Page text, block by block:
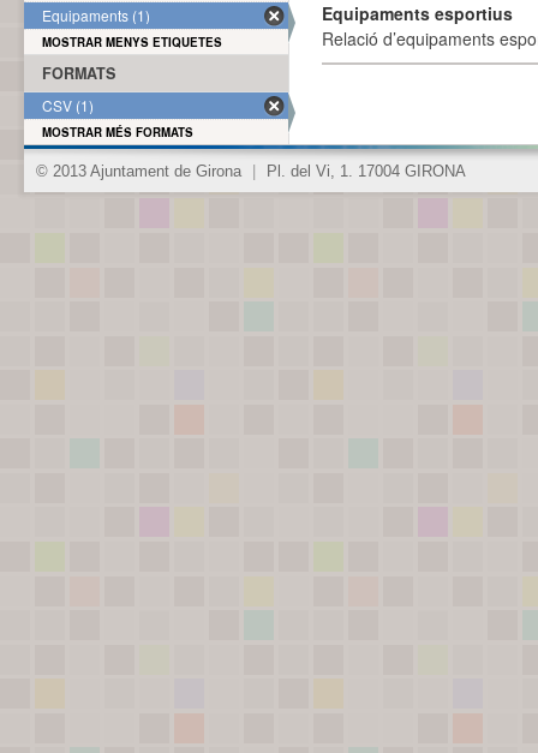
Equipaments esportius
Relació d’equipaments
Equipaments (1)
MOSTRAR MENYS ETIQUETES
FORMATS
CSV (1)
MOSTRAR MÉS FORMATS
© 2013 Ajuntament de Girona Pl. del Vi, 1. 17004 GIRONA